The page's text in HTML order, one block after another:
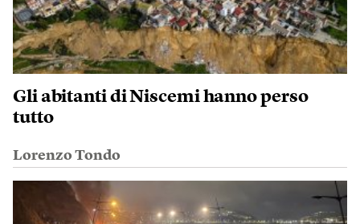
Gli abitanti di Niscemi hanno perso
tutto
Lorenzo Tondo